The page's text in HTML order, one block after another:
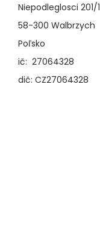
Niepodleglosci 201/1
58-300 Walbrzych
Poľsko
ič: 27064328
dič: CZ27064328